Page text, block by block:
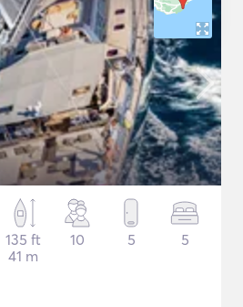
135 ft
41 m
10 5 5